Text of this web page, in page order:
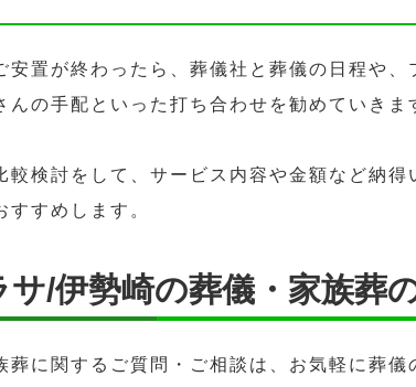
安置が終わったら、葬儀社と葬儀の日程や
んの手配といった打ち合わせを勧めていきま
較検討をして、サービス内容や金額など納
すすめします。
サ/伊勢崎の葬儀・家族葬
葬に関するご質問・ご相談は、お気軽に葬儀